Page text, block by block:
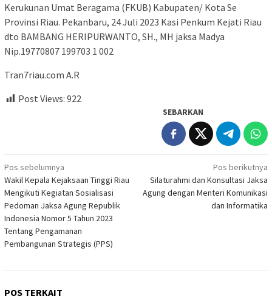
Kerukunan Umat Beragama (FKUB) Kabupaten/ Kota Se
Provinsi Riau. Pekanbaru, 24 Juli 2023 Kasi Penkum Kejati Riau
dto BAMBANG HERIPURWANTO, SH., MH jaksa Madya
Nip.19770807 199703 1 002
Tran7riau.com A.R
Post Views: 922
SEBARKAN
Navigasi
pos
Pos sebelumnya
Wakil Kepala Kejaksaan Tinggi Riau
Mengikuti Kegiatan Sosialisasi
Pedoman Jaksa Agung Republik
Indonesia Nomor 5 Tahun 2023
Tentang Pengamanan
Pembangunan Strategis (PPS)
Pos berikutnya
Silaturahmi dan Konsultasi Jaksa
Agung dengan Menteri Komunikasi
dan Informatika
POS TERKAIT